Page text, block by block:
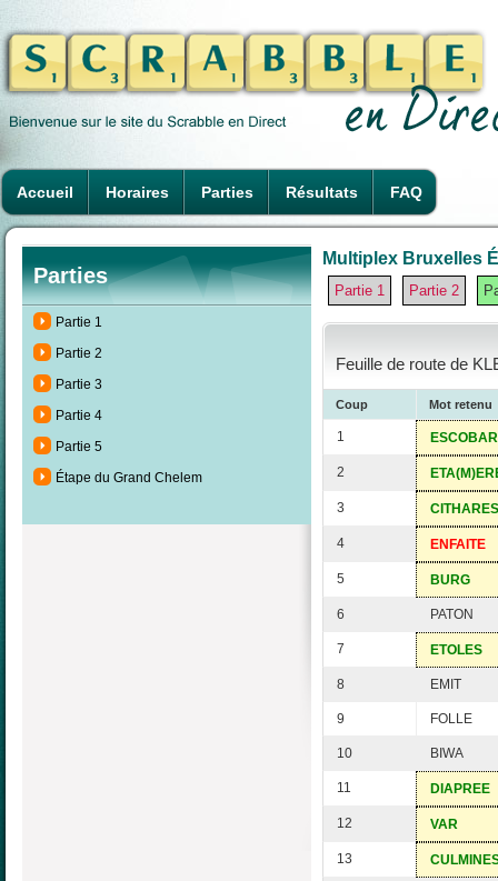
Accueil Horaires Parties Résultats FAQ
Parties
Partie 1
Partie 2
Partie 3
Partie 4
Partie 5
Étape du Grand Chelem
Multiplex Bruxelles
Partie 1 Partie 2
Feuille de route de
Coup Mot retenu
1 ESCOBAR
2
3 CITHARES
4 ENFAITE
5 BURG
6 PATON
7 ETOLES
8 EMIT
9 FOLLE
10 BIWA
11 DIAPREE
12 VAR
13